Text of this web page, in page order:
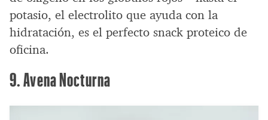
potasio, el electrolito que ayuda con la
hidratación, es el perfecto snack proteico de
oficina.
9. Avena Nocturna